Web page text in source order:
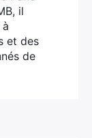
il
et des
de